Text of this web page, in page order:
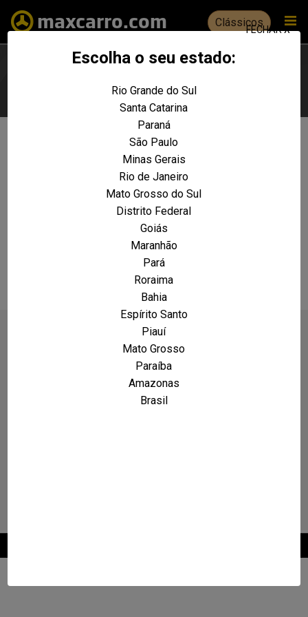
Escolha o seu estado:
FECHAR X
Rio Grande do Sul
Santa Catarina
Paraná
São Paulo
Minas Gerais
Rio de Janeiro
Mato Grosso do Sul
Distrito Federal
Goiás
Maranhão
Pará
Roraima
Bahia
Espírito Santo
Piauí
Mato Grosso
Paraíba
Amazonas
Brasil
Clássicos
Não foram encontrados resultados
para a sua pesquisa:
Celta Life 1.0 MPFI VHC 8V 3p
REALIZE UMA NOVA PESQUISA E TENTE ENCONTRAR O VEÍCULO QUE VOCÊ